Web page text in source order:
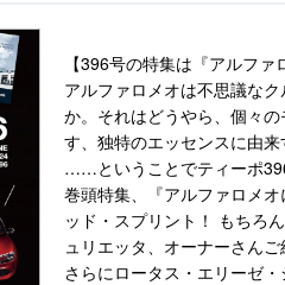
【396号の特集は『アルファ
アルファロメオは不思議な
か。それはどうやら、個々
す、独特のエッセンスに由来
……ということでティーポ
巻頭特集、『アルファロメ
ッド・スプリント！ もちろ
ュリエッタ、オーナーさん
さらにロータス・エリーゼ